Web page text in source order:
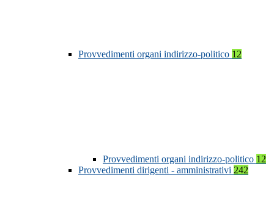
Provvedimenti organi indirizzo-politico 12
Provvedimenti organi indirizzo-politico 12
Provvedimenti dirigenti - amministrativi 242